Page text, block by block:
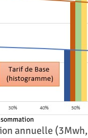
annuelle